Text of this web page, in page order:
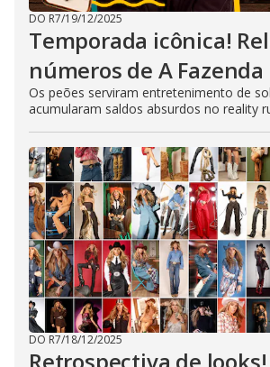
DO R7/19/12/2025
Temporada icônica!
números de A Fazenda
Os peões serviram entretenimento de
acumularam saldos absurdos no reality
DO R7/18/12/2025